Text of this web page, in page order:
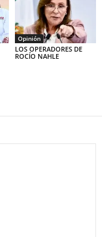
Opinión
LOS OPERADORES DE
ROCÍO NAHLE